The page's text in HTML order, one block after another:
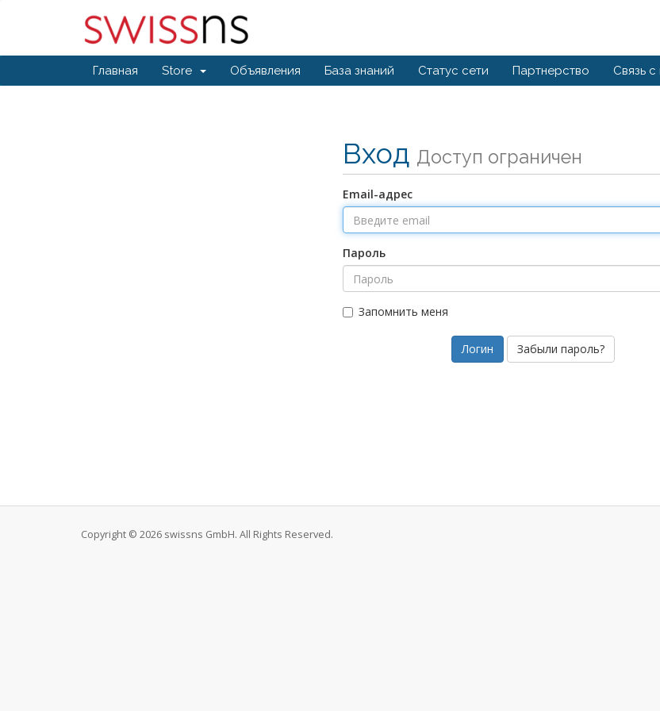
Главная Store Объявления База знаний Статус сети Партнерство Связь с
Вход Доступ ограничен
Email-адрес
Пароль
Запомнить меня
Забыли пароль?
Copyright © 2026 swissns GmbH. All Rights Reserved.